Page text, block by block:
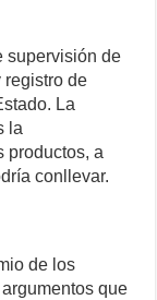
supervisión de
registro de
La
la
productos, a
conllevar.
de los
que